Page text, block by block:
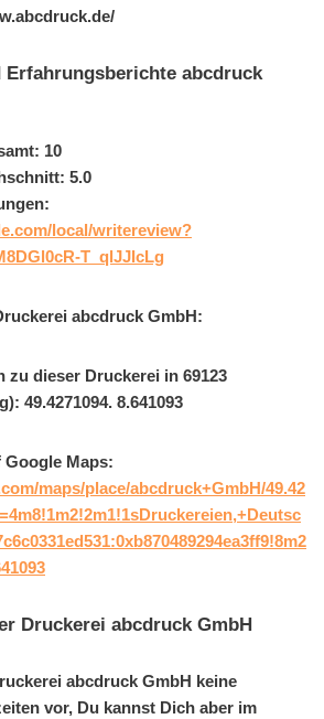
Erfahrungsberichte abcdruck
10
5.0
local/writereview?
T_qlJJIcLg
abcdruck GmbH:
dieser Druckerei in 69123
49.4271094. 8.641093
Maps:
maps/place/abcdruck+GmbH/49.42
Druckerei abcdruck GmbH
abcdruck GmbH keine
vor, Du kannst Dich aber im